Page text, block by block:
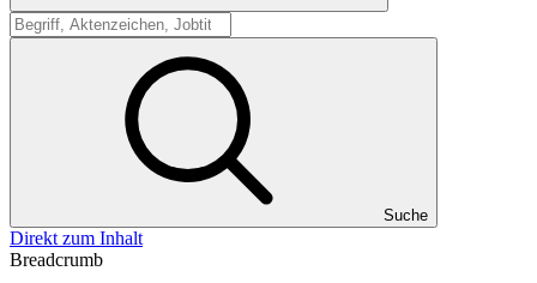
Suche
Suche
Direkt zum Inhalt
Breadcrumb